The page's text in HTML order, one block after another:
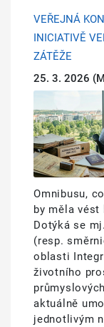
VEŘEJNÁ
INICIATIVĚ
ZÁTĚŽE
25. 3. 2026
Obrázek
Omnibusu,
by měla
Dotýká se
(resp.
oblasti
životního
aktuálně
jednotlivým